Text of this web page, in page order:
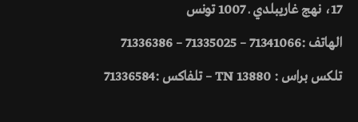
17، نهج غاريبلدي ـ 1007 تونس
الهاتف :71341066 – 71335025 – 71336386
تلكس براس : 13880 TN – تلفاكس :71336584